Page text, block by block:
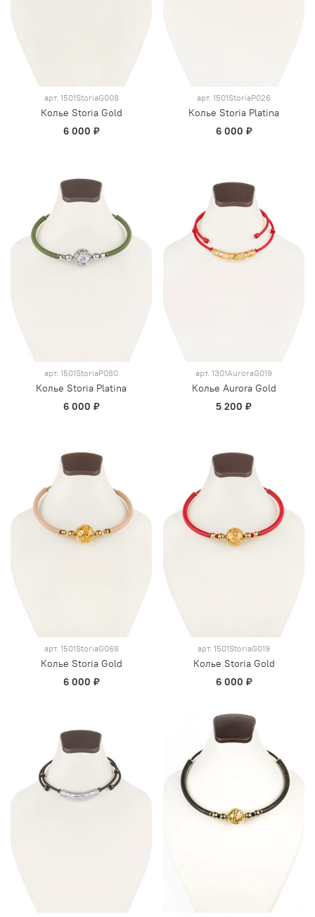
арт. 1501StoriaG008
Колье Storia Gold
6 000 ₽
арт. 1501StoriaP026
Колье Storia Platina
6 000 ₽
арт. 1501StoriaP080
Колье Storia Platina
6 000 ₽
арт. 1301AuroraG019
Колье Aurora Gold
5 200 ₽
арт. 1501StoriaG068
Колье Storia Gold
6 000 ₽
арт. 1501StoriaG019
Колье Storia Gold
6 000 ₽